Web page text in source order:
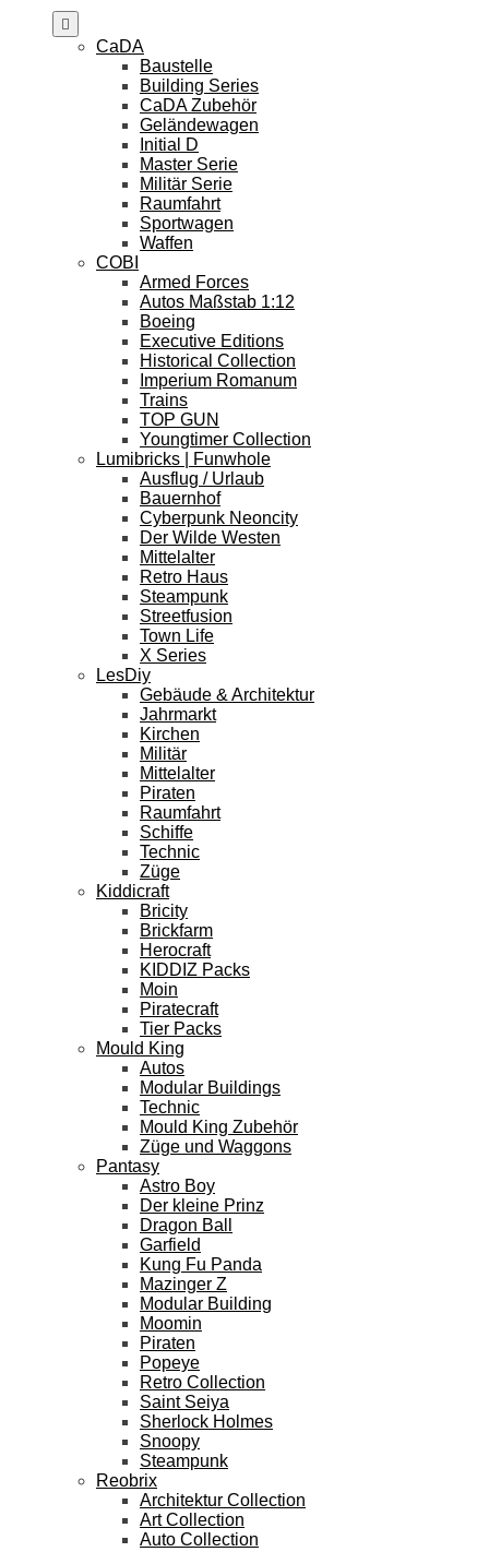
CaDA
Baustelle
Building Series
CaDA Zubehör
Geländewagen
Initial D
Master Serie
Militär Serie
Raumfahrt
Sportwagen
Waffen
COBI
Armed Forces
Autos Maßstab 1:12
Boeing
Executive Editions
Historical Collection
Imperium Romanum
Trains
TOP GUN
Youngtimer Collection
Lumibricks | Funwhole
Ausflug / Urlaub
Bauernhof
Cyberpunk Neoncity
Der Wilde Westen
Mittelalter
Retro Haus
Steampunk
Streetfusion
Town Life
X Series
LesDiy
Gebäude & Architektur
Jahrmarkt
Kirchen
Militär
Mittelalter
Piraten
Raumfahrt
Schiffe
Technic
Züge
Kiddicraft
Bricity
Brickfarm
Herocraft
KIDDIZ Packs
Moin
Piratecraft
Tier Packs
Mould King
Autos
Modular Buildings
Technic
Mould King Zubehör
Züge und Waggons
Pantasy
Astro Boy
Der kleine Prinz
Dragon Ball
Garfield
Kung Fu Panda
Mazinger Z
Modular Building
Moomin
Piraten
Popeye
Retro Collection
Saint Seiya
Sherlock Holmes
Snoopy
Steampunk
Reobrix
Architektur Collection
Art Collection
Auto Collection